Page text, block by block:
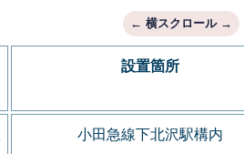
設置箇所
小田急線下北沢駅構内